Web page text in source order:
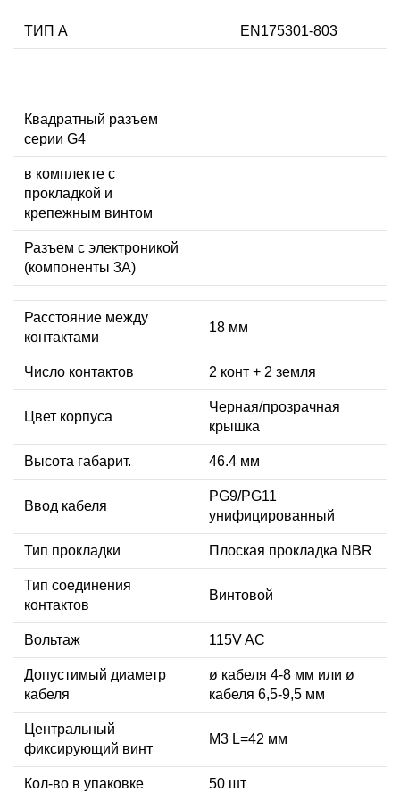
ТИП А EN175301-803
Квадратный разъем
серии G4
в комплекте с
прокладкой и
крепежным винтом
Разъем с электроникой
(компоненты 3A)
Расстояние между
контактами
18 мм
Число контактов 2 конт + 2 земля
Цвет корпуса
Черная/прозрачная
крышка
Высота габарит. 46.4 мм
Ввод кабеля
PG9/PG11
унифицированный
Тип прокладки Плоская прокладка NBR
Тип соединения
контактов
Винтовой
Вольтаж 115V AC
Допустимый диаметр
кабеля
ø кабеля 4-8 мм или ø
кабеля 6,5-9,5 мм
Центральный
фиксирующий винт
М3 L=42 мм
Кол-во в упаковке 50 шт